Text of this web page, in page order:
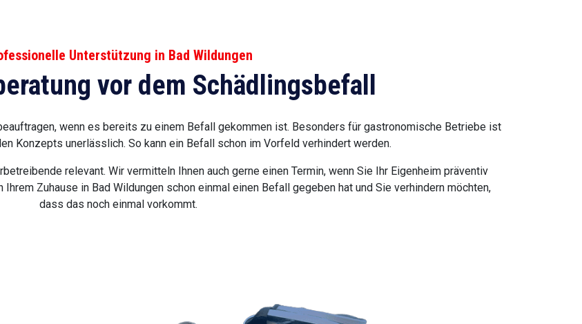
Unterstützung in Bad Wildungen
vor dem Schädlingsbefall
wenn es bereits zu einem Befall gekommen ist. Besonders für gastronomische Betriebe ist
Konzepts unerlässlich. So kann ein Befall schon im Vorfeld verhindert werden.
relevant. Wir vermitteln Ihnen auch gerne einen Termin, wenn Sie Ihr Eigenheim präventiv
Zuhause in Bad Wildungen schon einmal einen Befall gegeben hat und Sie verhindern möchten,
dass das noch einmal vorkommt.